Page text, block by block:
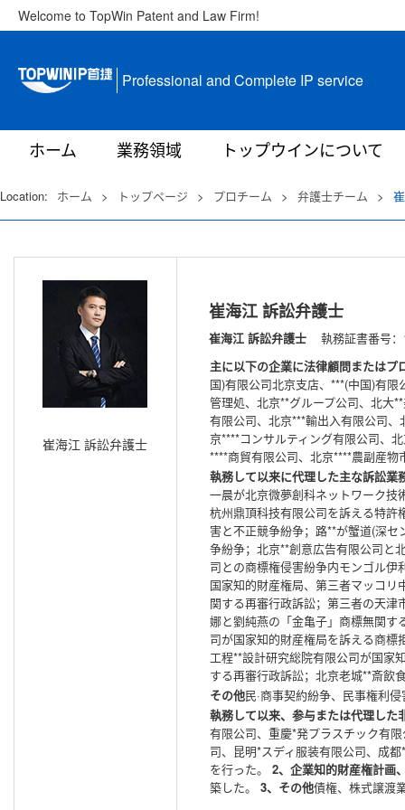
Welcome to TopWin Patent and Law Firm!
Professional and Complete IP service
ホーム 業務領域 トップウインについて
Location: ホーム > トップページ > プロチーム > 弁護士チーム >
崔海江 訴訟弁護士
崔海江 訴訟弁護士
崔海江 訴訟弁護士
執務証書番号
主に以下の企業に法律顧問またはプ
国)有限公司北京支店、***(中国)有
管理処、北京**グループ公司、北大
有限公司、北京***輸出入有限公司
京****コンサルティング有限公司、
****商貿有限公司、北京****農副産
執務して以来に代理した主な訴訟業
一晨が北京微夢創科ネットワーク技
杭州鼎頂科技有限公司を訴える特許
害と不正競争紛争；路**が蟹道(深
争紛争；北京**創意広告有限公司と
司との商標権侵害紛争内モンゴル
国家知的財産権局、第三者マッコ
関する再審行政訴訟；第三者の天
娜と劉純燕の「金亀子」商標無関す
司が国家知的財産権局を訴える商
工程**設計研究総院有限公司が国家
する再審行政訴訟；北京老城**斎
その他民·商事契約紛争、民事権利
執務して以来、参与または代理した
有限公司、重慶*発プラスチック有
司、昆明*スディ服装有限公司、成
を行った。 2、企業知的財産権計画
築した。 3、その他債権、株式譲渡